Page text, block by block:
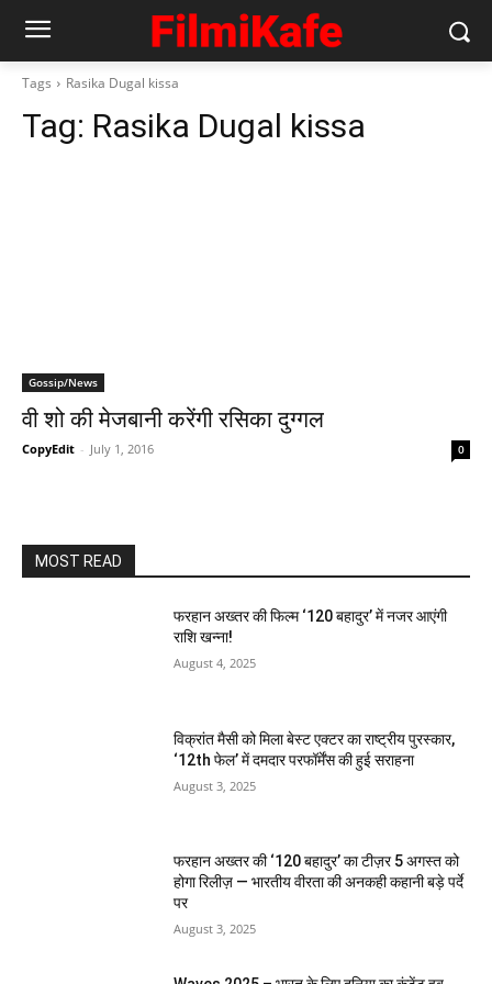
Tags Rasika Dugal kissa
Tag: Rasika Dugal kissa
Gossip/News
वी शो की मेजबानी करेंगी रसिका दुग्गल
CopyEdit - July 1, 2016 0
MOST READ
फरहान अख्तर की फिल्म ‘120 बहादुर’ में नजर आएंगी
राशि खन्ना!
August 4, 2025
विक्रांत मैसी को मिला बेस्ट एक्टर का राष्ट्रीय पुरस्कार,
‘12th फेल’ में दमदार परफॉर्मेंस की हुई सराहना
August 3, 2025
फरहान अख्तर की ‘120 बहादुर’ का टीज़र 5 अगस्त को
होगा रिलीज़ — भारतीय वीरता की अनकही कहानी बड़े पर्दे
पर
August 3, 2025